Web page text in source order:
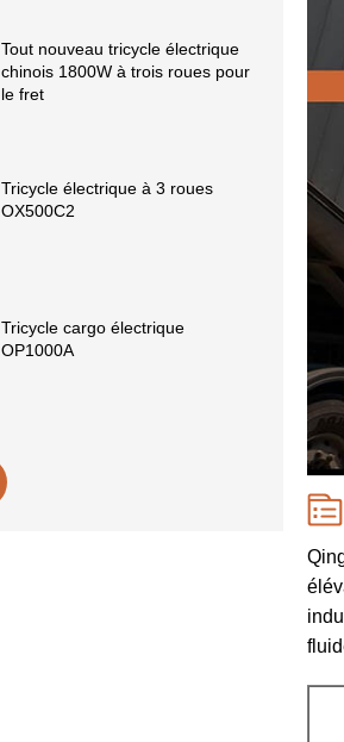
Tout nouveau tricycle électrique
chinois 1800W à trois roues pour
le fret
Tricycle électrique à 3 roues
OX500C2
Tricycle cargo électrique
OP1000A